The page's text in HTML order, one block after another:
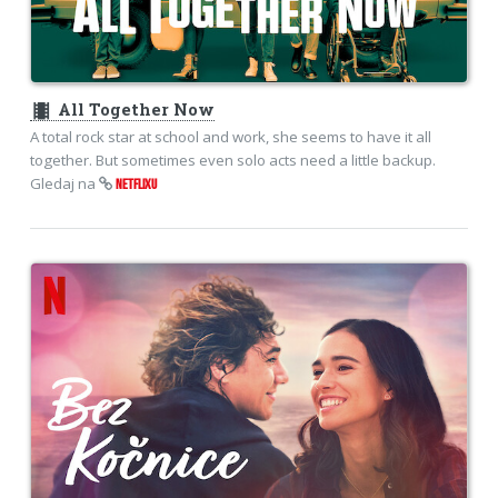
theaters All Together Now
A total rock star at school and work, she seems to have it all
together. But sometimes even solo acts need a little backup.
Gledaj na
NETFLIXU